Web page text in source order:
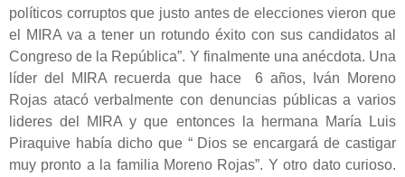
políticos corruptos que justo antes de elecciones vieron que
el MIRA va a tener un rotundo éxito con sus candidatos al
Congreso de la República”. Y finalmente una anécdota. Una
líder del MIRA recuerda que hace 6 años, Iván Moreno
Rojas atacó verbalmente con denuncias públicas a varios
lideres del MIRA y que entonces la hermana María Luis
Piraquive había dicho que “ Dios se encargará de castigar
muy pronto a la familia Moreno Rojas”. Y otro dato curioso.